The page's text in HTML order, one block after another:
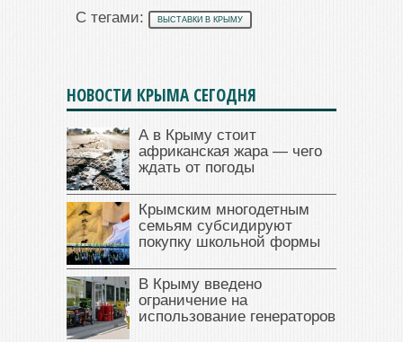
С тегами: ВЫСТАВКИ В КРЫМУ
НОВОСТИ КРЫМА СЕГОДНЯ
А в Крыму стоит
африканская жара — чего
ждать от погоды
Крымским многодетным
семьям субсидируют
покупку школьной формы
В Крыму введено
ограничение на
использование генераторов